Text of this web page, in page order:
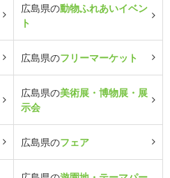
広島県の動物ふれあいイベン
ト
広島県のフリーマーケット
広島県の美術展・博物展・展
示会
広島県のフェア